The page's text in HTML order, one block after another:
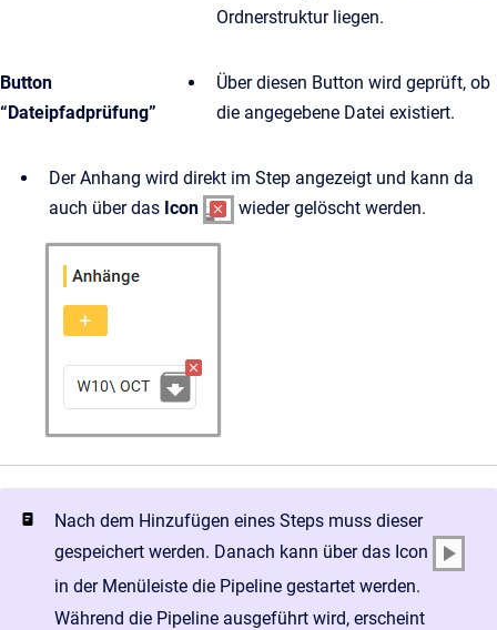
Ordnerstruktur liegen.
Button
“Dateipfadprüfung”
Über diesen Button wird geprüft, ob
die angegebene Datei existiert.
Der Anhang wird direkt im Step angezeigt und kann da
auch über das Icon wieder gelöscht werden.
Nach dem Hinzufügen eines Steps muss dieser
gespeichert werden. Danach kann über das Icon
in der Menüleiste die Pipeline gestartet werden.
Während die Pipeline ausgeführt wird, erscheint